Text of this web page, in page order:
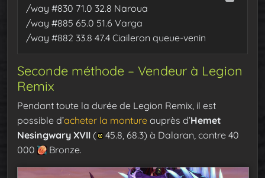
/way #830 71.0 32.8 Naroua
/way #885 65.0 51.6 Varga
/way #882 33.8 47.4 Ciaileron queue-venin
Seconde méthode – Vendeur à Legion
Remix
Pendant toute la durée de Legion Remix, il est
possible d’acheter la monture auprès d’Hemet
Nesingwary XVII (
45.8, 68.3) à Dalaran, contre 40
000
Bronze.